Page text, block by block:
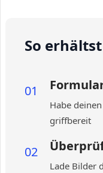
So
01
Habe
griffbereit
02
Lade Bilder